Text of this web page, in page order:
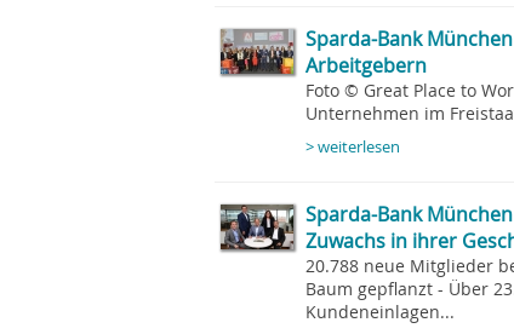
Sparda-Bank
Arbeitgebern
Foto © Great Place to
Unternehmen im
> weiterlesen
Sparda-Bank
Zuwachs in ihrer
20.788 neue Mitglieder
Baum gepflanzt - Über
Kundeneinlagen...